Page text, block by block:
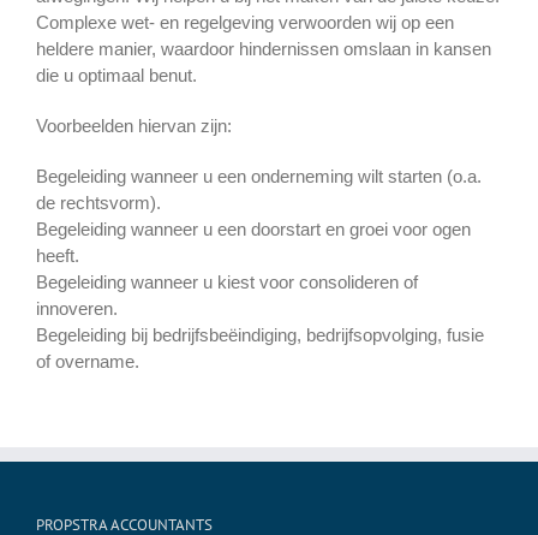
Complexe wet- en regelgeving verwoorden wij op een
heldere manier, waardoor hindernissen omslaan in kansen
die u optimaal benut.
Voorbeelden hiervan zijn:
Begeleiding wanneer u een onderneming wilt starten (o.a.
de rechtsvorm).
Begeleiding wanneer u een doorstart en groei voor ogen
heeft.
Begeleiding wanneer u kiest voor consolideren of
innoveren.
Begeleiding bij bedrijfsbeëindiging, bedrijfsopvolging, fusie
of overname.
PROPSTRA ACCOUNTANTS